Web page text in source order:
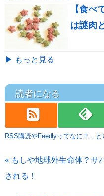
【食べ
は謎肉
▶ もっと見る
読者になる
rss feedly
RSS購読やFeedlyってなに？…と
« もしや地球外生命体？サ
される！